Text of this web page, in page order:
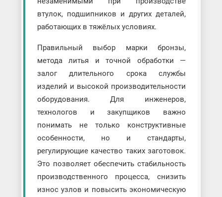
втулок, подшипников и других деталей,
работающих в тяжёлых условиях.
Правильный выбор марки бронзы,
метода литья и точной обработки —
залог длительного срока службы
изделий и высокой производительности
оборудования. Для инженеров,
технологов и закупщиков важно
понимать не только конструктивные
особенности, но и стандарты,
регулирующие качество таких заготовок.
Это позволяет обеспечить стабильность
производственного процесса, снизить
износ узлов и повысить экономическую